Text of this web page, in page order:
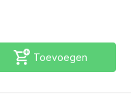
Toevoegen